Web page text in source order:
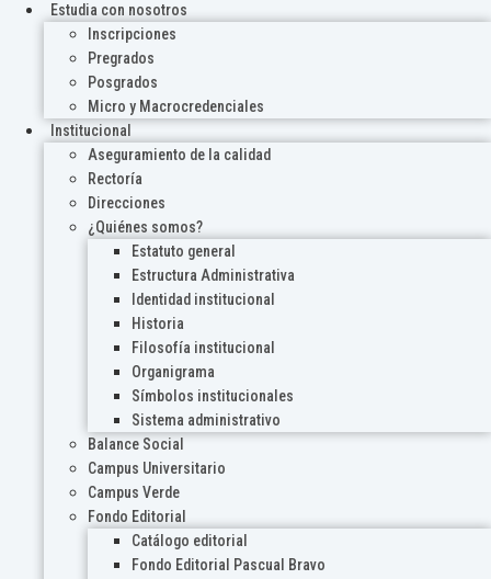
Estudia con nosotros
Inscripciones
Pregrados
Posgrados
Micro y Macrocredenciales
Institucional
Aseguramiento de la calidad
Rectoría
Direcciones
¿Quiénes somos?
Estatuto general
Estructura Administrativa
Identidad institucional
Historia
Filosofía institucional
Organigrama
Símbolos institucionales
Sistema administrativo
Balance Social
Campus Universitario
Campus Verde
Fondo Editorial
Catálogo editorial
Fondo Editorial Pascual Bravo